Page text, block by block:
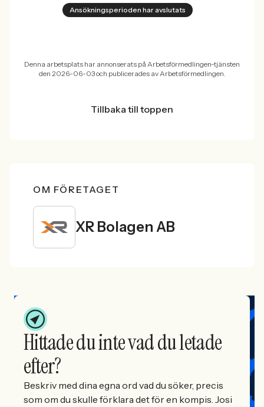
Ansökningsperioden har avslutats
Denna arbetsplats har annonserats på Arbetsförmedlingen-tjänsten
den 2026-06-03 och publicerades av Arbetsförmedlingen.
Tillbaka till toppen
OM FÖRETAGET
XR Bolagen AB
Hittade du inte vad du letade
efter?
Beskriv med dina egna ord vad du söker, precis
som om du skulle förklara det för en kompis. Josi